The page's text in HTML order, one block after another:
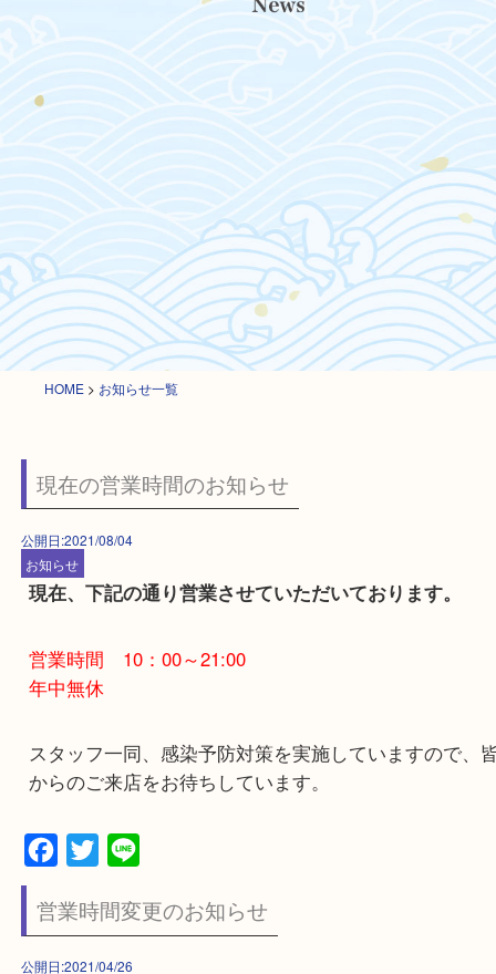
現在の営業時間のお知らせ
お知らせ
現在、下記の通り営業させていただいております。
営業時間 10：00～21:00
年中無休
スタッフ一同、感染予防対策を実施していますの
Facebook
Twitter